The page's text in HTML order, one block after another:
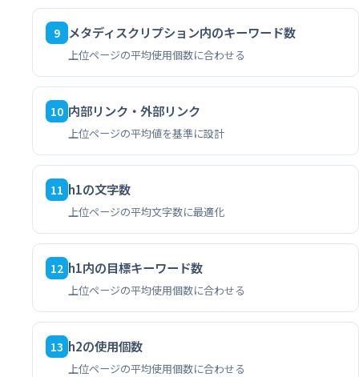
9 メタディスクリプション内のキーワード数
上位ページの平均使用個数に合わせる
10 内部リンク・外部リンク
上位ページの平均値を基準に設計
11 h1の文字数
上位ページの平均文字数に最適化
12 h1内の目標キーワード数
上位ページの平均使用個数に合わせる
13 h2の使用個数
上位ページの平均使用個数に合わせる